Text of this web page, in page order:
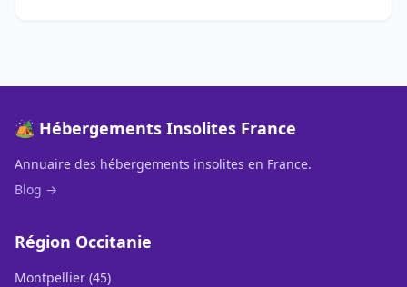
🏕️ Hébergements Insolites France
Annuaire des hébergements insolites en France.
Blog →
Région Occitanie
Montpellier (45)